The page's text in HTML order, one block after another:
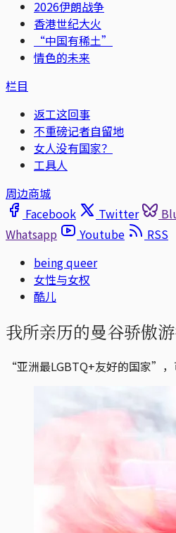
2026伊朗战争
香港世纪大火
“中国有稀土”
情色的未来
栏目
返工这回事
不重磅记者自留地
女人没有国家？
工具人
周边商城
Facebook
Twitter
Whatsapp
Youtube
RSS
being queer
女性与女权
酷儿
我所亲历的曼谷骄傲
“亚洲最LGBTQ+友好的国家”，